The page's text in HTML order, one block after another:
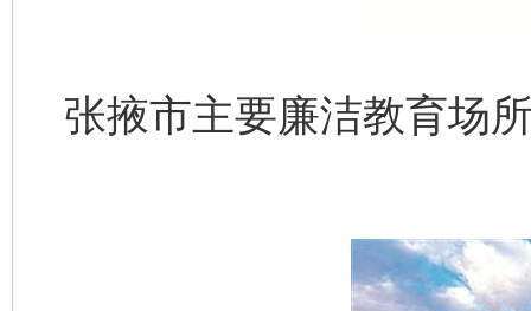
张掖市主要廉洁教育场